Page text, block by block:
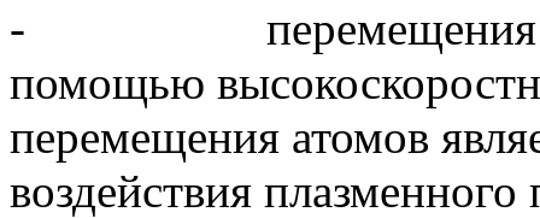
- перемещения
помощью
перемещения атомов
воздействия плазменного